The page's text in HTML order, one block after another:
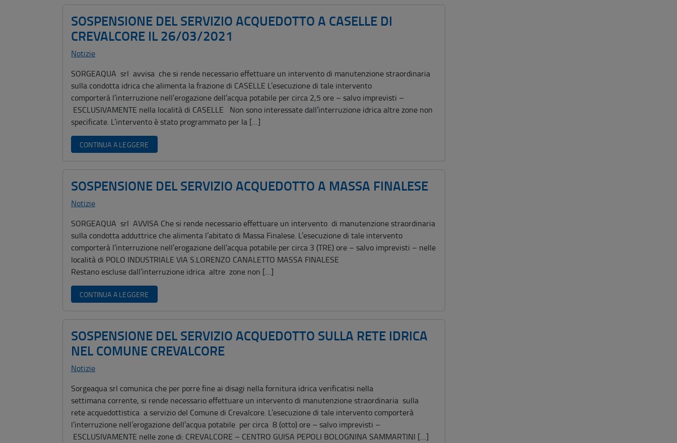
SOSPENSIONE DEL SERVIZIO ACQUEDOTTO A CASELLE DI
CREVALCORE IL 26/03/2021
Notizie
SORGEAQUA srl avvisa che si rende necessario effettuare un intervento di manutenzione straordinaria
sulla condotta idrica che alimenta la frazione di CASELLE L’esecuzione di tale intervento
comporterà l’interruzione nell’erogazione dell’acqua potabile per circa 2,5 ore – salvo imprevisti –
ESCLUSIVAMENTE nella località di CASELLE Non sono interessate dall’interruzione idrica altre zone non
specificate. L’intervento è stato programmato per la […]
CONTINUA A LEGGERE
SOSPENSIONE DEL SERVIZIO ACQUEDOTTO A MASSA FINALESE
Notizie
SORGEAQUA srl AVVISA Che si rende necessario effettuare un intervento di manutenzione straordinaria
sulla condotta adduttrice che alimenta l’abitato di Massa Finalese. L’esecuzione di tale intervento
comporterà l’interruzione nell’erogazione dell’acqua potabile per circa 3 (TRE) ore – salvo imprevisti – nelle
località di POLO INDUSTRIALE VIA S.LORENZO CANALETTO MASSA FINALESE
Restano escluse dall’interruzione idrica altre zone non […]
CONTINUA A LEGGERE
SOSPENSIONE DEL SERVIZIO ACQUEDOTTO SULLA RETE IDRICA
NEL COMUNE CREVALCORE
Notizie
Sorgeaqua srl comunica che per porre fine ai disagi nella fornitura idrica verificatisi nella
settimana corrente, si rende necessario effettuare un intervento di manutenzione straordinaria sulla
rete acquedottistica a servizio del Comune di Crevalcore. L’esecuzione di tale intervento comporterà
l’interruzione nell’erogazione dell’acqua potabile per circa 8 (otto) ore – salvo imprevisti –
ESCLUSIVAMENTE nelle zone di: CREVALCORE – CENTRO GUISA PEPOLI BOLOGNINA SAMMARTINI […]